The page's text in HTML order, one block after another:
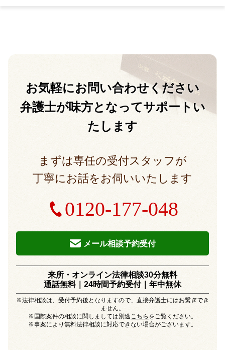
お気軽にお問い合わせください
弁護士が味方となってサポートい
たします
まずは専任の受付スタッフが
丁寧にお話をお伺いいたします
0120-177-048
メール相談予約受付
来所・オンライン法律相談30分無料
通話無料｜24時間予約受付｜年中無休
※法律相談は、受付予約後となりますので、直接弁護士にはお繋ぎでき
ません。
※国際案件の相談に関しましては別途こちら をご覧ください。
※事案により無料法律相談に対応できない場合がございます。